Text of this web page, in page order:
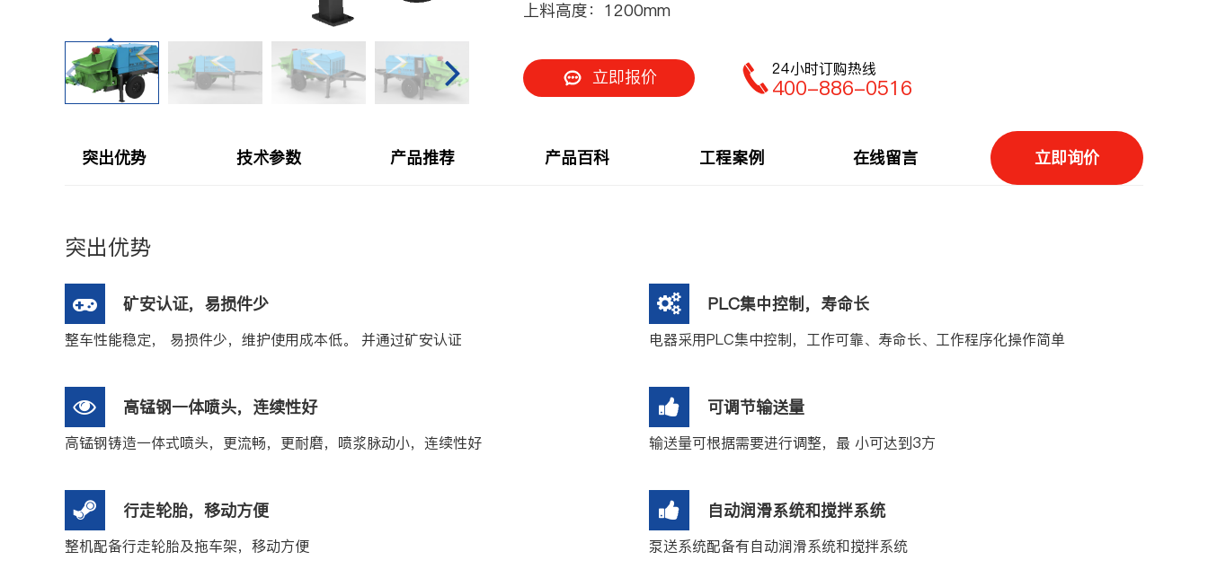
DWZ-100物料转运机
JSY-150矿用搅拌机
查看更多
二衬台车
空气压缩机
隧道风机
上料高度： 1200mm
立即报价 24小时订购热线
400-886-0516
突出优势 技术参数 产品推荐 产品百科 工程案例 在线留言 立即询价
突出优势
矿安认证，易损件少
整车性能稳定， 易损件少，维护使用成本低。 并通过矿安认证
PLC集中控制，寿命长
电器采用PLC集中控制，工作可靠、寿命长、工作程序化操作简单
高锰钢一体喷头，连续性好
高锰钢铸造一体式喷头，更流畅，更耐磨，喷浆脉动小，连续性好
可调节输送量
输送量可根据需要进行调整，最 小可达到3方
行走轮胎，移动方便
整机配备行走轮胎及拖车架，移动方便
自动润滑系统和搅拌系统
泵送系统配备有自动润滑系统和搅拌系统